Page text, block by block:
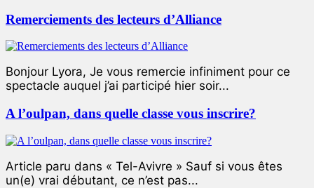
Remerciements des lecteurs d’Alliance
Bonjour Lyora, Je vous remercie infiniment pour ce
spectacle auquel j’ai participé hier soir...
A l’oulpan, dans quelle classe vous inscrire?
Article paru dans « Tel-Avivre » Sauf si vous êtes
un(e) vrai débutant, ce n’est pas...